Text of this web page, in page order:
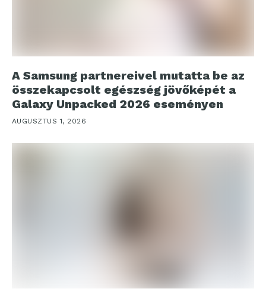
A Samsung partnereivel mutatta be az
összekapcsolt egészség jövőképét a
Galaxy Unpacked 2026 eseményen
AUGUSZTUS 1, 2026